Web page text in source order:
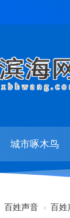
城市啄木鸟
百姓声音 › 百姓